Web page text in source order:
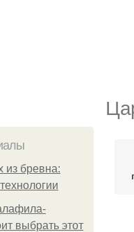
из бревна:
выбрать этот